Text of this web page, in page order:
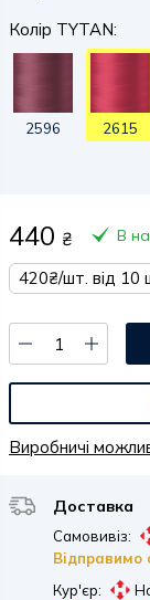
Колір TYTAN:
2596 2615
440 ₴ В
420₴/шт. від 10
Виробничі
Доставка
Самовивіз:
Відправимо
Кур'єр: